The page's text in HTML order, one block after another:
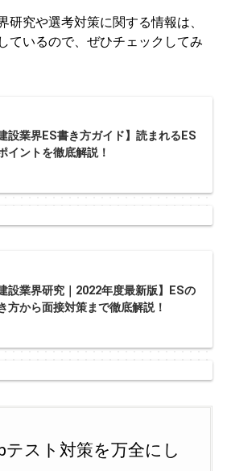
研究や選考対策に関する情報は、
ているので、ぜひチェックしてみ
建設業界ES書き方ガイド】読まれるES
イントを徹底解説！
建設業界研究｜2022年度最新版】ESの
方から面接対策まで徹底解説！
テスト対策を万全にし